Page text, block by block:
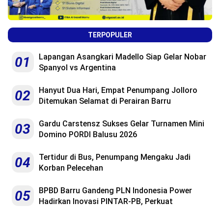
TERPOPULER
01
Lapangan Asangkari Madello Siap Gelar Nobar
Spanyol vs Argentina
02
Hanyut Dua Hari, Empat Penumpang Jolloro
Ditemukan Selamat di Perairan Barru
03
Gardu Carstensz Sukses Gelar Turnamen Mini
Domino PORDI Balusu 2026
04
Tertidur di Bus, Penumpang Mengaku Jadi
Korban Pelecehan
05
BPBD Barru Gandeng PLN Indonesia Power
Hadirkan Inovasi PINTAR-PB, Perkuat